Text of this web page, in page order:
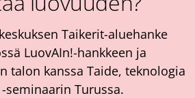
Taikerit-aluehanke
LuovAIn!-hankkeen ja
talon kanssa Taide, teknologia
seminaarin Turussa.